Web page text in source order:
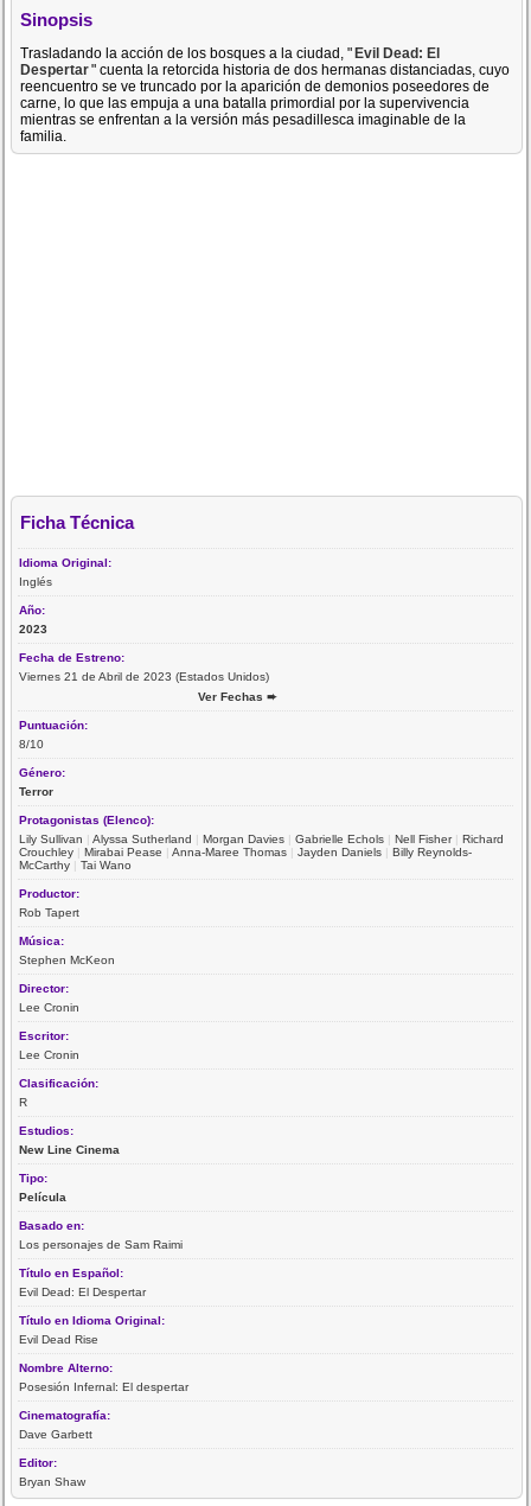
Sinopsis
Trasladando la acción de los bosques a la ciudad, "Evil Dead: El
Despertar" cuenta la retorcida historia de dos hermanas distanciadas, cuyo
reencuentro se ve truncado por la aparición de demonios poseedores de
carne, lo que las empuja a una batalla primordial por la supervivencia
mientras se enfrentan a la versión más pesadillesca imaginable de la
familia.
Ficha Técnica
Idioma Original:
Inglés
Año:
2023
Fecha de Estreno:
Viernes 21 de Abril de 2023 (Estados Unidos)
Ver Fechas ➨
Puntuación:
8/10
Género:
Terror
Protagonistas (Elenco):
Lily Sullivan |Alyssa Sutherland |Morgan Davies |Gabrielle Echols |Nell Fisher|Richard
Crouchley |Mirabai Pease |Anna-Maree Thomas |Jayden Daniels |Billy Reynolds-
McCarthy |Tai Wano
Productor:
Rob Tapert
Música:
Stephen McKeon
Director:
Lee Cronin
Escritor:
Lee Cronin
Clasificación:
R
Estudios:
New Line Cinema
Tipo:
Película
Basado en:
Los personajes de Sam Raimi
Título en Español:
Evil Dead: El Despertar
Título en Idioma Original:
Evil Dead Rise
Nombre Alterno:
Posesión Infernal: El despertar
Cinematografía:
Dave Garbett
Editor:
Bryan Shaw